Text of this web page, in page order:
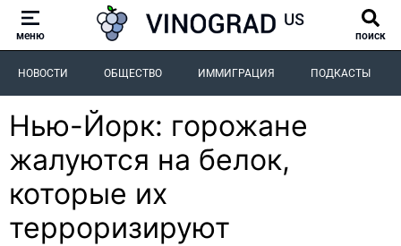
меню поиск
НОВОСТИ ОБЩЕСТВО ИММИГРАЦИЯ ПОДКАСТЫ
Нью-Йорк: горожане
жалуются на белок,
которые их
терроризируют